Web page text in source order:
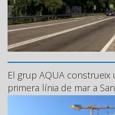
El grup AQUA
primera línia de mar a